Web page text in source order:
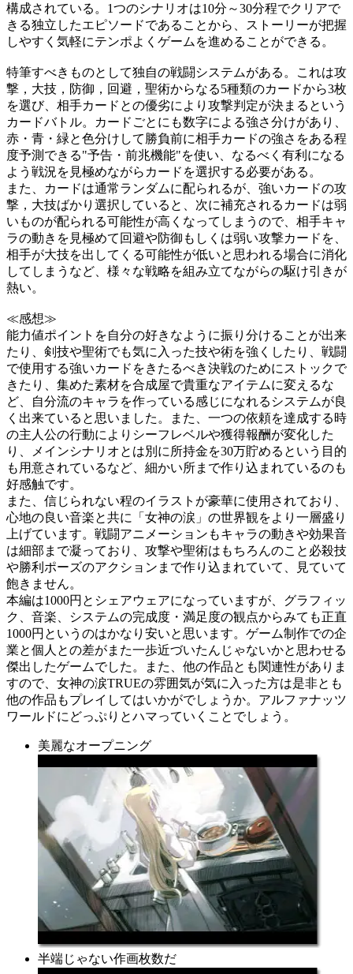
構成されている。1つのシナリオは10分～30分程でクリアで
きる独立したエピソードであることから、ストーリーが把握
しやすく気軽にテンポよくゲームを進めることができる。
特筆すべきものとして独自の戦闘システムがある。これは攻
撃，大技，防御，回避，聖術からなる5種類のカードから3枚
を選び、相手カードとの優劣により攻撃判定が決まるという
カードバトル。カードごとにも数字による強さ分けがあり、
赤・青・緑と色分けして勝負前に相手カードの強さをある程
度予測できる"予告・前兆機能"を使い、なるべく有利になる
よう戦況を見極めながらカードを選択する必要がある。
また、カードは通常ランダムに配られるが、強いカードの攻
撃，大技ばかり選択していると、次に補充されるカードは弱
いものが配られる可能性が高くなってしまうので、相手キャ
ラの動きを見極めて回避や防御もしくは弱い攻撃カードを、
相手が大技を出してくる可能性が低いと思われる場合に消化
してしまうなど、様々な戦略を組み立てながらの駆け引きが
熱い。
≪感想≫
能力値ポイントを自分の好きなように振り分けることが出来
たり、剣技や聖術でも気に入った技や術を強くしたり、戦闘
で使用する強いカードをきたるべき決戦のためにストックで
きたり、集めた素材を合成屋で貴重なアイテムに変えるな
ど、自分流のキャラを作っている感じになれるシステムが良
く出来ていると思いました。また、一つの依頼を達成する時
の主人公の行動によりシーフレベルや獲得報酬が変化した
り、メインシナリオとは別に所持金を30万貯めるという目的
も用意されているなど、細かい所まで作り込まれているのも
好感触です。
また、信じられない程のイラストが豪華に使用されており、
心地の良い音楽と共に「女神の涙」の世界観をより一層盛り
上げています。戦闘アニメーションもキャラの動きや効果音
は細部まで凝っており、攻撃や聖術はもちろんのこと必殺技
や勝利ポーズのアクションまで作り込まれていて、見ていて
飽きません。
本編は1000円とシェアウェアになっていますが、グラフィッ
ク、音楽、システムの完成度・満足度の観点からみても正直
1000円というのはかなり安いと思います。ゲーム制作での企
業と個人との差がまた一歩近づいたんじゃないかと思わせる
傑出したゲームでした。また、他の作品とも関連性がありま
すので、女神の涙TRUEの雰囲気が気に入った方は是非とも
他の作品もプレイしてはいかがでしょうか。アルファナッツ
ワールドにどっぷりとハマっていくことでしょう。
美麗なオープニング
半端じゃない作画枚数だ